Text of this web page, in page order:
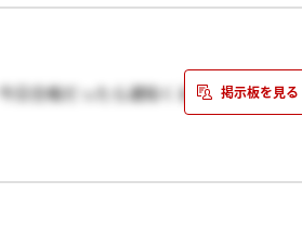
日合格だったら通知くると言ってたの